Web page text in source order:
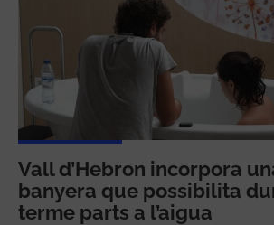
Vall d’Hebron incorpora
banyera que possibilita
terme parts a l’aigua